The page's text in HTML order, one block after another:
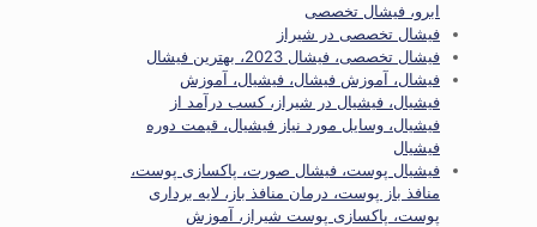
ابرو، فیشال تخصصی
فیشال تخصصی در شیراز
فیشال تخصصی، فیشال 2023، بهترین فیشال
فیشال، آموزش فیشال، فیشیال، آموزش
فیشیال، فیشیال در شیراز، کسب درآمد از
فیشیال، وسایل مورد نیاز فیشیال، قیمت دوره
فیشیال
فیشیال پوست، فیشال صورت، پاکسازی پوست،
منافذ باز پوست، درمان منافذ باز، لایه برداری
پوست، پاکسازی پوست شیراز، آموزش